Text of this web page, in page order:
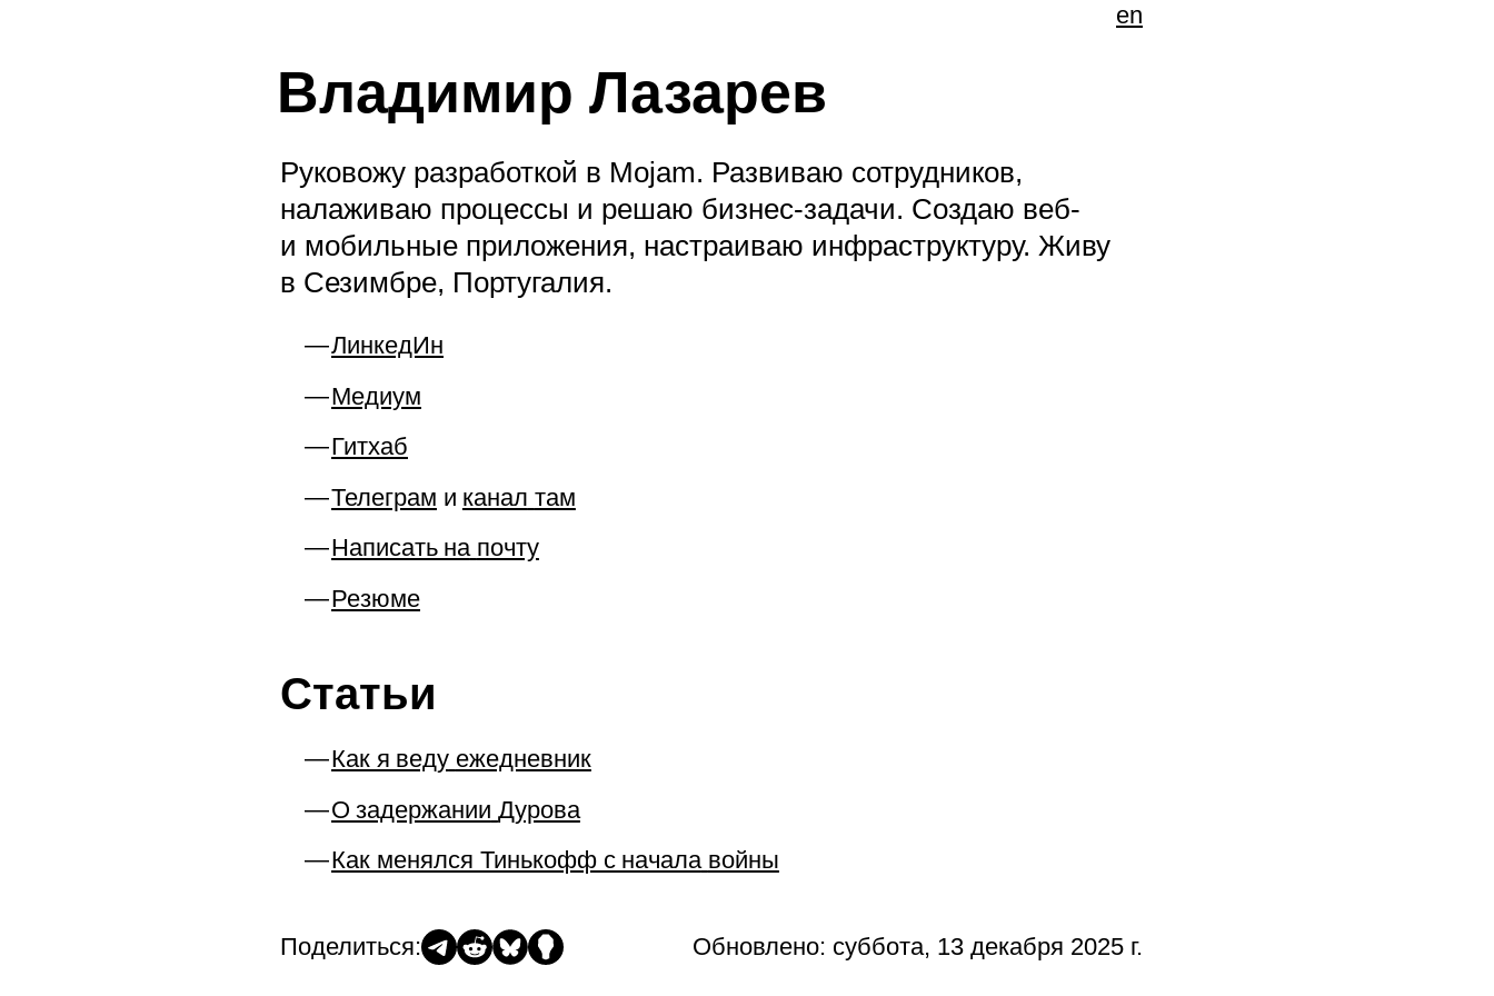
en
Владимир Лазарев
Руковожу разработкой в Mojam. Развиваю сотрудников,
налаживаю процессы и решаю бизнес-задачи. Создаю веб-
и мобильные приложения, настраиваю инфраструктуру. Живу
в Сезимбре, Португалия.
ЛинкедИн
Медиум
Гитхаб
Телеграм и канал там
Написать на почту
Резюме
Статьи
Как я веду ежедневник
Озадержании Дурова
Как менялся Тинькофф с начала войны
Поделиться: Обновлено: суббота, 13 декабря 2025 г.